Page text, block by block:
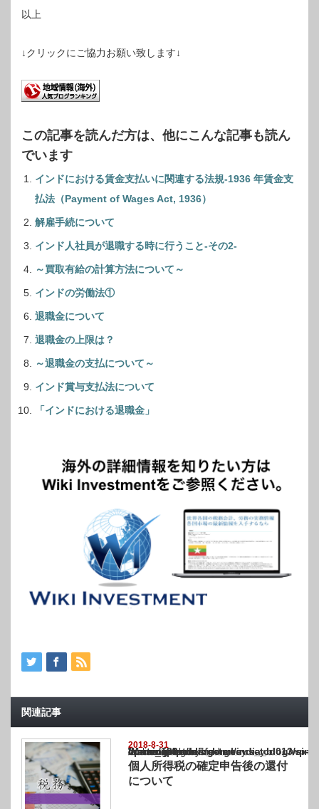
以上
↓クリックにご協力お願い致します↓
この記事を読んだ方は、他にこんな記事も読ん
でいます
インドにおける賃金支払いに関連する法規-1936 年賃金支
払法（Payment of Wages Act, 1936）
解雇手続について
インド人社員が退職する時に行うこと-その2-
～買取有給の計算方法について～
インドの労働法①
退職金について
退職金の上限は？
～退職金の支払について～
インド賞与支払法について
「インドにおける退職金」
関連記事
2018-8-31
Warning
: Undefined array key "show_category" in
/home/netst/kuno-cpa.co.jp/public_html/india_blog/wp-content/themes/
on line183
個人所得税の確定申告後の還付
について